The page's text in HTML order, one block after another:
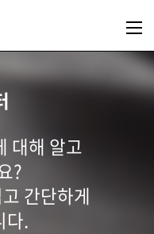
대해 알고
?
간단하게
다.